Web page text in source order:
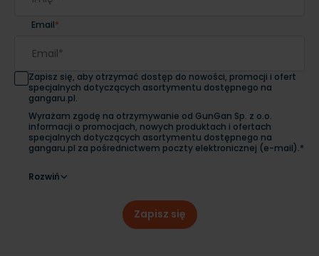
Email*
Zapisz się, aby otrzymać dostęp do nowości, promocji i ofert
specjalnych dotyczących asortymentu dostępnego na
gangaru.pl.
Wyrażam zgodę na otrzymywanie od GunGan Sp. z o.o.
informacji o promocjach, nowych produktach i ofertach
specjalnych dotyczących asortymentu dostępnego na
gangaru.pl za pośrednictwem poczty elektronicznej (e-mail).*
Rozwiń
Zapisz się